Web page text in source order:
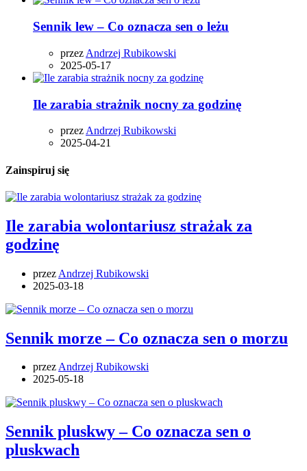
Sennik lew – Co oznacza sen o leżu
przez Andrzej Rubikowski
2025-05-17
Ile zarabia strażnik nocny za godzinę
przez Andrzej Rubikowski
2025-04-21
Zainspiruj się
Ile zarabia wolontariusz strażak za
godzinę
przez Andrzej Rubikowski
2025-03-18
Sennik morze – Co oznacza sen o morzu
przezAndrzej Rubikowski
2025-05-18
Sennik pluskwy – Co oznacza sen o
pluskwach